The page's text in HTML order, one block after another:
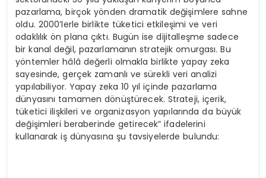
pazarlama, birçok yönden dramatik değişimlere sahne
oldu. 2000’lerle birlikte tüketici etkileşimi ve veri
odaklılık ön plana çıktı. Bugün ise dijitalleşme sadece
bir kanal değil, pazarlamanın stratejik omurgası. Bu
yöntemler hâlâ değerli olmakla birlikte yapay zeka
sayesinde, gerçek zamanlı ve sürekli veri analizi
yapılabiliyor. Yapay zeka 10 yıl içinde pazarlama
dünyasını tamamen dönüştürecek. Strateji, içerik,
tüketici ilişkileri ve organizasyon yapılarında da büyük
değişimleri beraberinde getirecek” ifadelerini
kullanarak iş dünyasına şu tavsiyelerde bulundu: